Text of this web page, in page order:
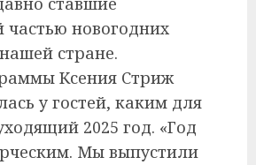
новогодних
стране.
Ксения Стриж
у гостей, каким для
2025 год. «Год
Мы выпустили